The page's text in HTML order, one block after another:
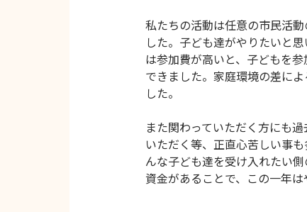
私たちの活動は任意の市民活
した。子ども達がやりたいと
は参加費が高いと、子どもを
できました。家庭環境の差に
した。
また関わっていただく方にも
いただく等、正直心苦しい事
んな子ども達を受け入れたい
資金があることで、この一年